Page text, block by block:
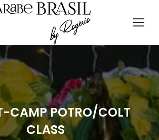
CAMP POTRO/COLT
CLASS